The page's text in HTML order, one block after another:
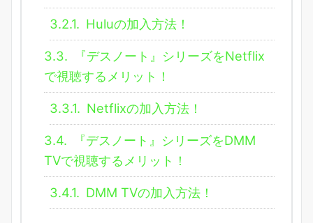
3.2.1. Huluの加入方法！
3.3.
『デスノート』シリーズをNetflix
で視聴するメリット！
3.3.1. Netflixの加入方法！
3.4.
『デスノート』シリーズをDMM
TVで視聴するメリット！
3.4.1. DMM TVの加入方法！